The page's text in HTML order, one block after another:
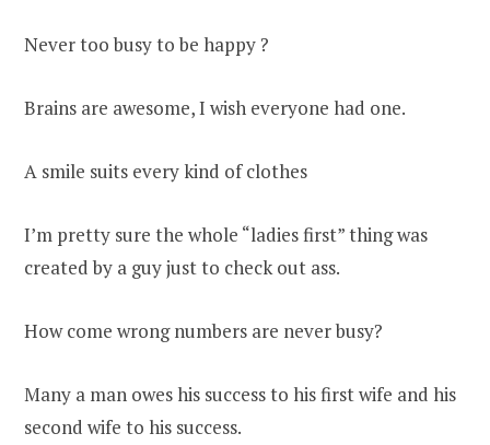
Never too busy to be happy ?
Brains are awesome, I wish everyone had one.
A smile suits every kind of clothes
I’m pretty sure the whole “ladies first” thing was
created by a guy just to check out ass.
How come wrong numbers are never busy?
Many a man owes his success to his first wife and his
second wife to his success.